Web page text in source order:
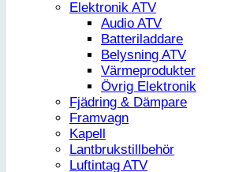
Elektronik ATV
Audio ATV
Batteriladdare
Belysning ATV
Värmeprodukter
Övrig Elektronik
Fjädring & Dämpare
Framvagn
Kapell
Lantbrukstillbehör
Luftintag ATV